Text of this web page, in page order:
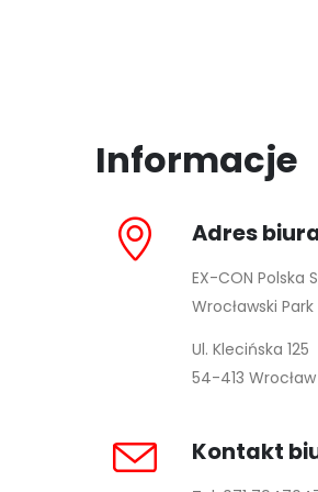
Informacje
Adres
EX-CON Polska
Wrocławski
Ul. Klecińska 125
54-413 Wrocław
Kontakt